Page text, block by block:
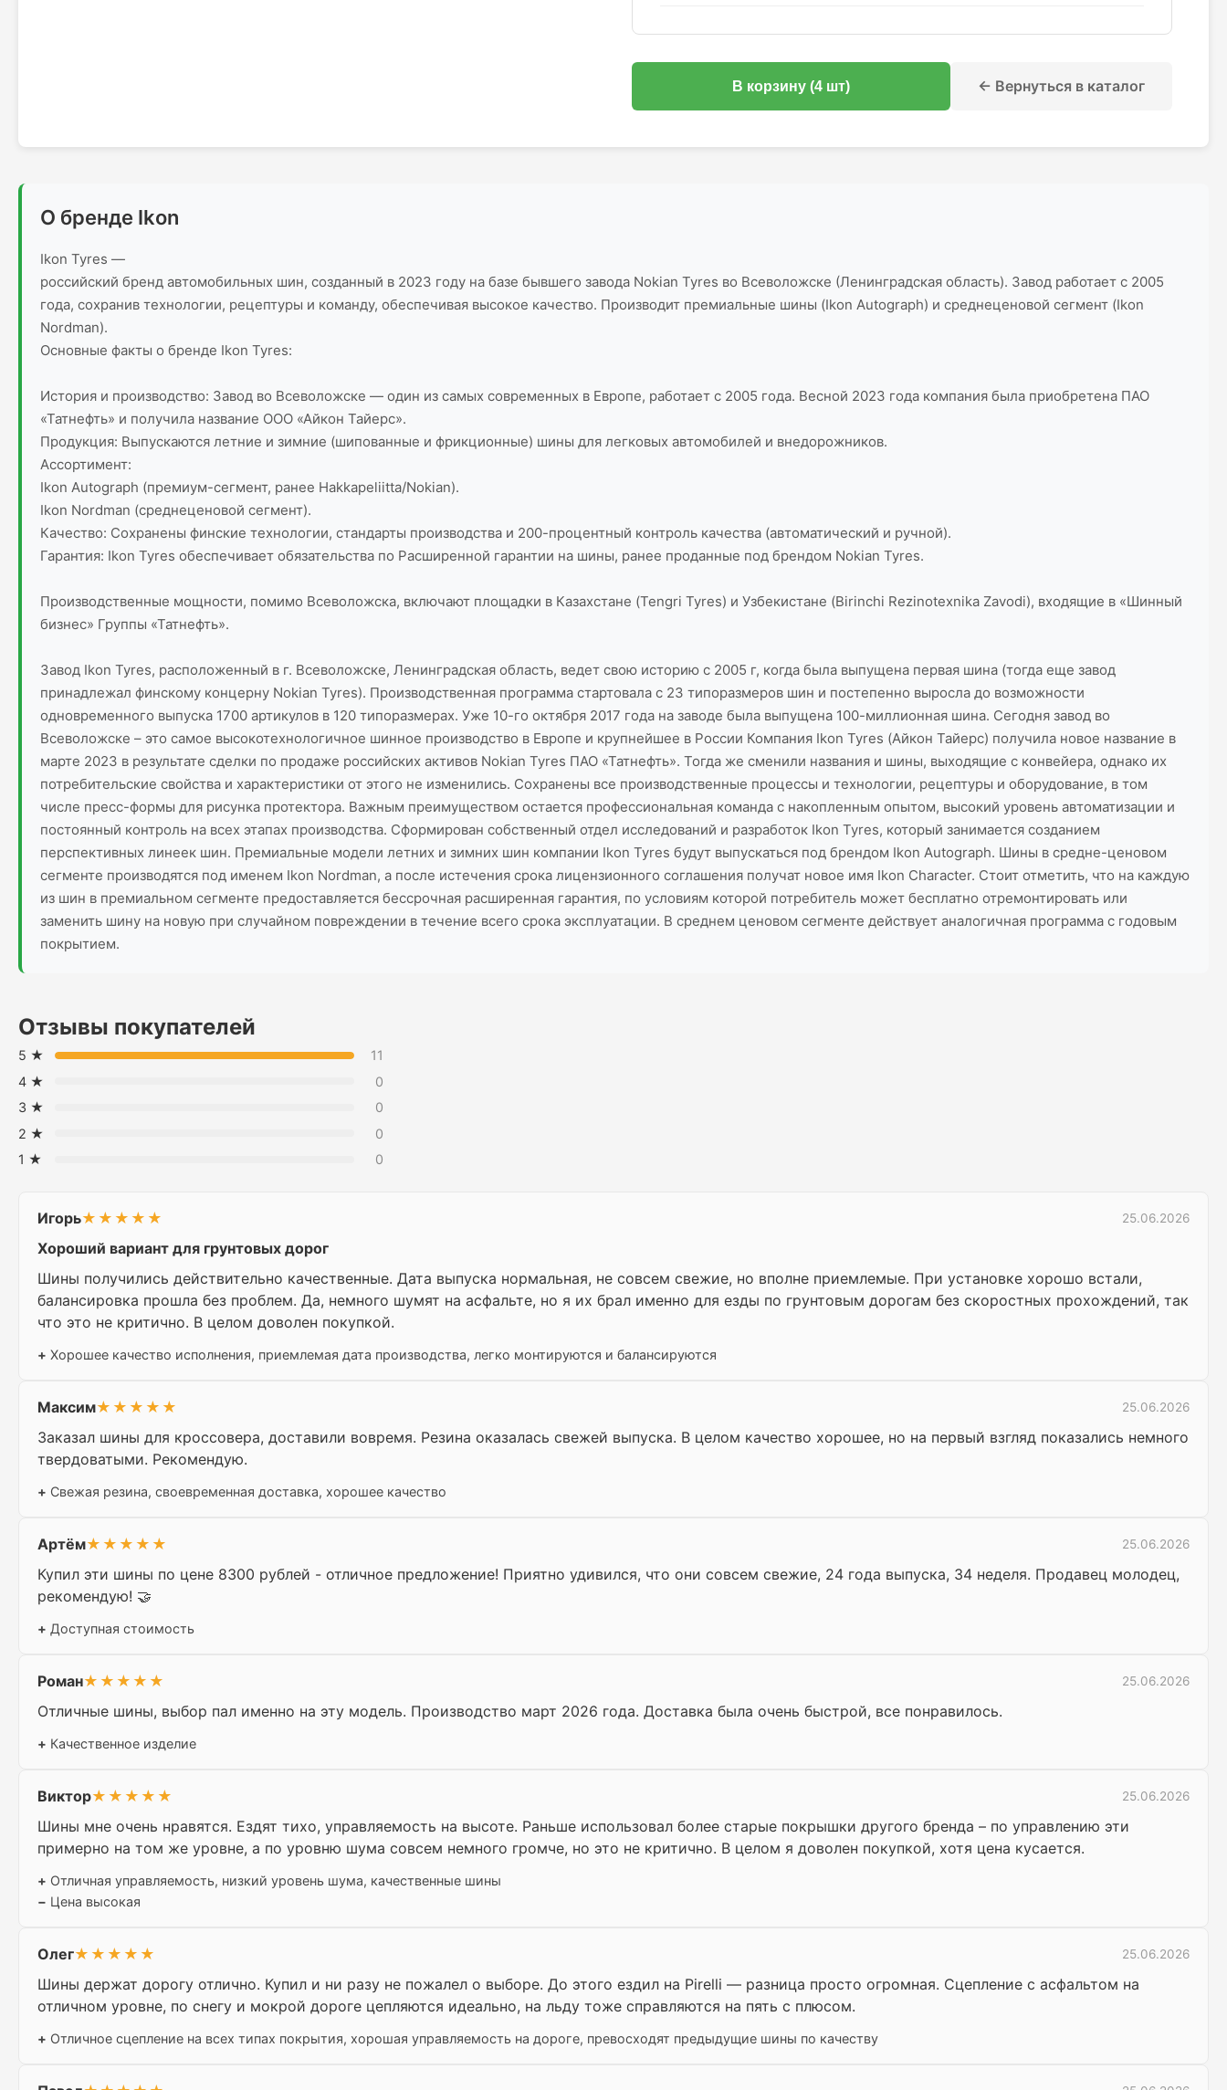
В корзину (4 шт) ← Вернуться в каталог
О бренде Ikon
Ikon Tyres —
российский бренд автомобильных шин, созданный в 2023 году на базе бывшего завода Nokian Tyres во Всеволожске (Ленинградская область). Завод работает с 2005
года, сохранив технологии, рецептуры и команду, обеспечивая высокое качество. Производит премиальные шины (Ikon Autograph) и среднеценовой сегмент (Ikon
Nordman).
Основные факты о бренде Ikon Tyres:
История и производство: Завод во Всеволожске — один из самых современных в Европе, работает с 2005 года. Весной 2023 года компания была приобретена ПАО
«Татнефть» и получила название ООО «Айкон Тайерс».
Продукция: Выпускаются летние и зимние (шипованные и фрикционные) шины для легковых автомобилей и внедорожников.
Ассортимент:
Ikon Autograph (премиум-сегмент, ранее Hakkapeliitta/Nokian).
Ikon Nordman (среднеценовой сегмент).
Качество: Сохранены финские технологии, стандарты производства и 200-процентный контроль качества (автоматический и ручной).
Гарантия: Ikon Tyres обеспечивает обязательства по Расширенной гарантии на шины, ранее проданные под брендом Nokian Tyres.
Производственные мощности, помимо Всеволожска, включают площадки в Казахстане (Tengri Tyres) и Узбекистане (Birinchi Rezinotexnika Zavodi), входящие в «Шинный
бизнес» Группы «Татнефть».
Завод Ikon Tyres, расположенный в г. Всеволожске, Ленинградская область, ведет свою историю с 2005 г, когда была выпущена первая шина (тогда еще завод
принадлежал финскому концерну Nokian Tyres). Производственная программа стартовала с 23 типоразмеров шин и постепенно выросла до возможности
одновременного выпуска 1700 артикулов в 120 типоразмерах. Уже 10-го октября 2017 года на заводе была выпущена 100-миллионная шина. Сегодня завод во
Всеволожске – это самое высокотехнологичное шинное производство в Европе и крупнейшее в России Компания Ikon Tyres (Айкон Тайерс) получила новое название в
марте 2023 в результате сделки по продаже российских активов Nokian Tyres ПАО «Татнефть». Тогда же сменили названия и шины, выходящие с конвейера, однако их
потребительские свойства и характеристики от этого не изменились. Сохранены все производственные процессы и технологии, рецептуры и оборудование, в том
числе пресс-формы для рисунка протектора. Важным преимуществом остается профессиональная команда с накопленным опытом, высокий уровень автоматизации и
постоянный контроль на всех этапах производства. Сформирован собственный отдел исследований и разработок Ikon Tyres, который занимается созданием
перспективных линеек шин. Премиальные модели летних и зимних шин компании Ikon Tyres будут выпускаться под брендом Ikon Autograph. Шины в средне-ценовом
сегменте производятся под именем Ikon Nordman, а после истечения срока лицензионного соглашения получат новое имя Ikon Character. Стоит отметить, что на каждую
из шин в премиальном сегменте предоставляется бессрочная расширенная гарантия, по условиям которой потребитель может бесплатно отремонтировать или
заменить шину на новую при случайном повреждении в течение всего срока эксплуатации. В среднем ценовом сегменте действует аналогичная программа с годовым
покрытием.
Отзывы покупателей
5 ★
11
4 ★
0
3 ★
0
2 ★
0
1 ★
0
Игорь★★★★★ 25.06.2026
Хороший вариант для грунтовых дорог
Шины получились действительно качественные. Дата выпуска нормальная, не совсем свежие, но вполне приемлемые. При установке хорошо встали,
балансировка прошла без проблем. Да, немного шумят на асфальте, но я их брал именно для езды по грунтовым дорогам без скоростных прохождений, так
что это не критично. В целом доволен покупкой.
+ Хорошее качество исполнения, приемлемая дата производства, легко монтируются и балансируются
Максим★★★★★ 25.06.2026
Заказал шины для кроссовера, доставили вовремя. Резина оказалась свежей выпуска. В целом качество хорошее, но на первый взгляд показались немного
твердоватыми. Рекомендую.
+ Свежая резина, своевременная доставка, хорошее качество
Артём★★★★★ 25.06.2026
Купил эти шины по цене 8300 рублей - отличное предложение! Приятно удивился, что они совсем свежие, 24 года выпуска, 34 неделя. Продавец молодец,
рекомендую! 🤝
+ Доступная стоимость
Роман★★★★★ 25.06.2026
Отличные шины, выбор пал именно на эту модель. Производство март 2026 года. Доставка была очень быстрой, все понравилось.
+ Качественное изделие
Виктор★★★★★ 25.06.2026
Шины мне очень нравятся. Ездят тихо, управляемость на высоте. Раньше использовал более старые покрышки другого бренда – по управлению эти
примерно на том же уровне, а по уровню шума совсем немного громче, но это не критично. В целом я доволен покупкой, хотя цена кусается.
+ Отличная управляемость, низкий уровень шума, качественные шины
− Цена высокая
Олег★★★★★ 25.06.2026
Шины держат дорогу отлично. Купил и ни разу не пожалел о выборе. До этого ездил на Pirelli — разница просто огромная. Сцепление с асфальтом на
отличном уровне, по снегу и мокрой дороге цепляются идеально, на льду тоже справляются на пять с плюсом.
+ Отличное сцепление на всех типах покрытия, хорошая управляемость на дороге, превосходят предыдущие шины по качеству